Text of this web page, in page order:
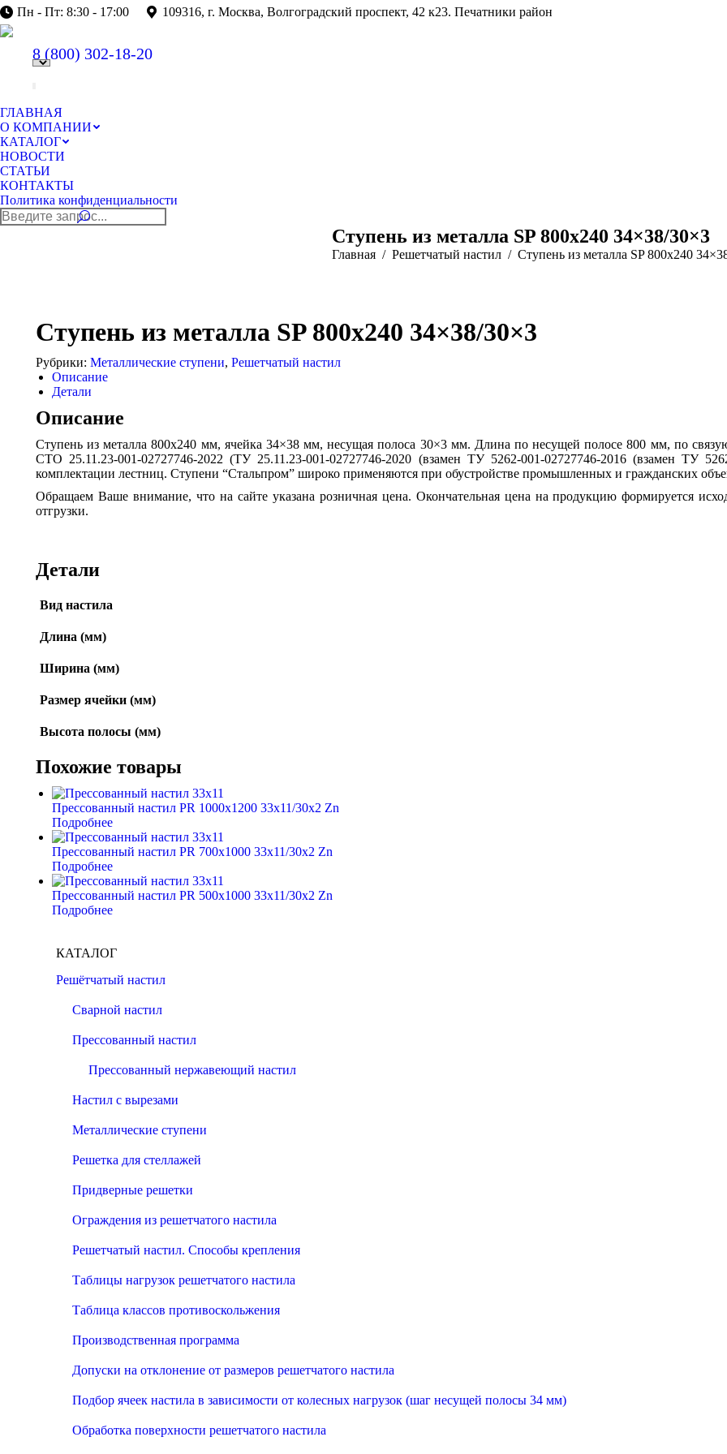
Пн - Пт: 8:30 - 17:00 109316, г. Москва, Волгоградский проспект, 42 к23. Печатники район
8 (800) 302-18-20
ГЛАВНАЯ
О КОМПАНИИ
КАТАЛОГ
НОВОСТИ
СТАТЬИ
КОНТАКТЫ
Политика конфиденциальности
Поиск:
Ступень из металла SP 800х240 34×38/30×3
Главная Решетчатый настил Ступень из металла SP 800х240
Ступень из металла SP 800х240 34×38/30×3
Рубрики: Металлические ступени, Решетчатый настил
Описание
Детали
Описание
Ступень из металла 800х240 мм, ячейка 34×38 мм, несущая полоса 30×3 мм. Длина по несущей полосе 800 мм, по
СТО 25.11.23-001-02727746-2022 (ТУ 25.11.23-001-02727746-2020 (взамен ТУ 5262-001-02727746-2016 (взамен ТУ
комплектации лестниц. Ступени “Стальпром” широко применяются при обустройстве промышленных и гражданских
Обращаем Ваше внимание, что на сайте указана розничная цена. Окончательная цена на продукцию формируется
отгрузки.
Детали
Вид настила
Длина (мм)
Ширина (мм)
Размер ячейки (мм)
Высота полосы (мм)
Похожие товары
Прессованный настил PR 1000х1200 33х11/30х2 Zn
Подробнее
Прессованный настил PR 700х1000 33х11/30х2 Zn
Подробнее
Прессованный настил PR 500х1000 33х11/30х2 Zn
Подробнее
КАТАЛОГ
Решётчатый настил
Сварной настил
Прессованный настил
Прессованный нержавеющий настил
Настил с вырезами
Металлические ступени
Решетка для стеллажей
Придверные решетки
Ограждения из решетчатого настила
Решетчатый настил. Способы крепления
Таблицы нагрузок решетчатого настила
Таблица классов противоскольжения
Производственная программа
Допуски на отклонение от размеров решетчатого настила
Подбор ячеек настила в зависимости от колесных нагрузок (шаг несущей полосы 34 мм)
Обработка поверхности решетчатого настила